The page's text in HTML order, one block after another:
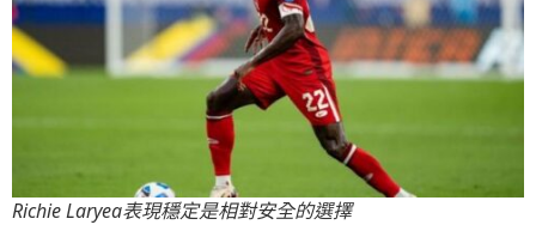
Richie Laryea表現穩定是相對安全的選擇